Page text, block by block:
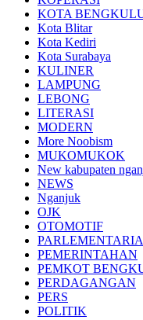
KOTA
Kota Blitar
Kota Kediri
Kota Surabaya
KULINER
LAMPUNG
LEBONG
LITERASI
MODERN
More Noobism
MUKOMUKOK
New kabupaten
NEWS
Nganjuk
OJK
OTOMOTIF
PARLEMENTARIA
PEMERINTAHAN
PEMKOT
PERDAGANGAN
PERS
POLITIK